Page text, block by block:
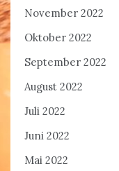
November 2022
Oktober 2022
September 2022
August 2022
Juli 2022
Juni 2022
Mai 2022